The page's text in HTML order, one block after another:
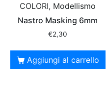
COLORI, Modellismo
Nastro Masking 6mm
€2,30
Aggiungi al carrello